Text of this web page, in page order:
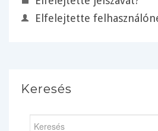
Elfelejtette
Keresés